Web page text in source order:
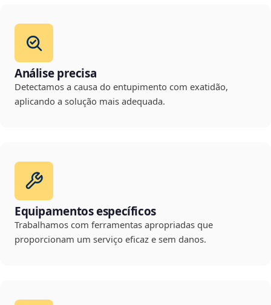
Análise precisa
Detectamos a causa do entupimento com exatidão,
aplicando a solução mais adequada.
Equipamentos específicos
Trabalhamos com ferramentas apropriadas que
proporcionam um serviço eficaz e sem danos.